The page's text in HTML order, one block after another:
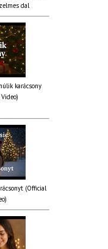
dal
karácsony
(Official